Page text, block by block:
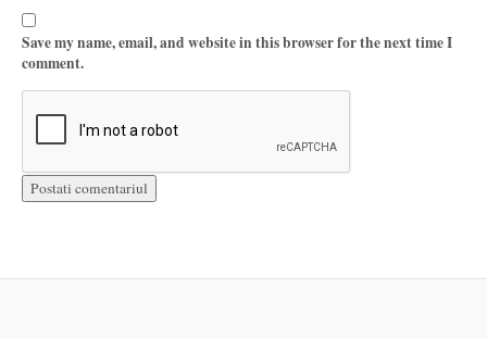
Save my name, email, and website in this browser for the next time I
comment.